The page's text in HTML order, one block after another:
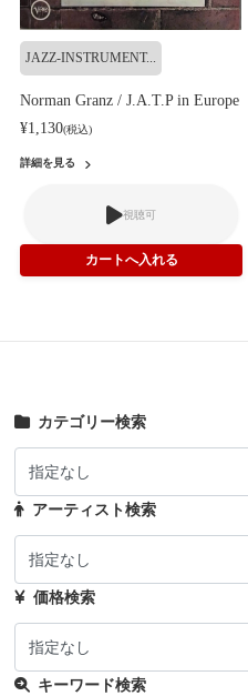
JAZZ-INSTRUMENT...
Norman Granz / J.A.T.P in Europe
¥1,130(税込)
詳細を見る
視聴可
カテゴリー検索
アーティスト検索
価格検索
キーワード検索